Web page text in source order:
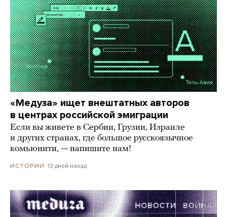
«Медуза» ищет внештатных авторов
в центрах российской эмиграции
Если вы живете в Сербии, Грузии, Израиле
и других странах, где большое русскоязычное
комьюнити, — напишите нам!
ИСТОРИИ 13 дней назад